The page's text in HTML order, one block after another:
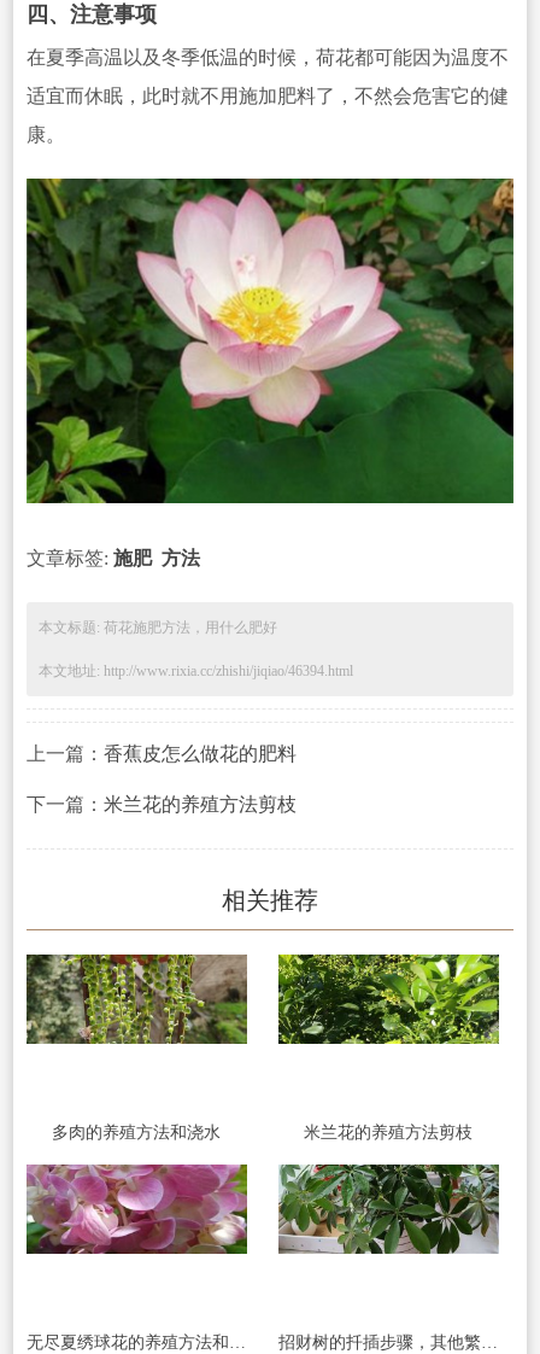
四、注意事项
在夏季高温以及冬季低温的时候，荷花都可能因为温度不
适宜而休眠，此时就不用施加肥料了，不然会危害它的健
康。
文章标签: 施肥 方法
本文标题: 荷花施肥方法，用什么肥好
本文地址: http://www.rixia.cc/zhishi/jiqiao/46394.html
上一篇： 香蕉皮怎么做花的肥料
下一篇： 米兰花的养殖方法剪枝
相关推荐
多肉的养殖方法和浇水 米兰花的养殖方法剪枝
无尽夏绣球花的养殖方法和注意事项 招财树的扦插步骤，其他繁殖方法